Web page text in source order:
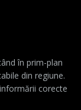
în prim-plan
din regiune.
corecte